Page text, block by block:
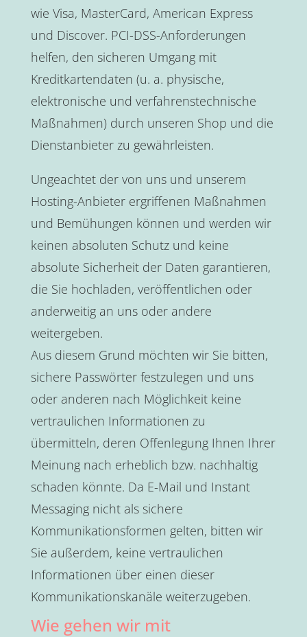
wie Visa, MasterCard, American Express
und Discover. PCI-DSS-Anforderungen
helfen, den sicheren Umgang mit
Kreditkartendaten (u. a. physische,
elektronische und verfahrenstechnische
Maßnahmen) durch unseren Shop und die
Dienstanbieter zu gewährleisten.
Ungeachtet der von uns und unserem
Hosting-Anbieter ergriffenen Maßnahmen
und Bemühungen können und werden wir
keinen absoluten Schutz und keine
absolute Sicherheit der Daten garantieren,
die Sie hochladen, veröffentlichen oder
anderweitig an uns oder andere
weitergeben.
Aus diesem Grund möchten wir Sie bitten,
sichere Passwörter festzulegen und uns
oder anderen nach Möglichkeit keine
vertraulichen Informationen zu
übermitteln, deren Offenlegung Ihnen Ihrer
Meinung nach erheblich bzw. nachhaltig
schaden könnte. Da E-Mail und Instant
Messaging nicht als sichere
Kommunikationsformen gelten, bitten wir
Sie außerdem, keine vertraulichen
Informationen über einen dieser
Kommunikationskanäle weiterzugeben.
Wie gehen wir mit